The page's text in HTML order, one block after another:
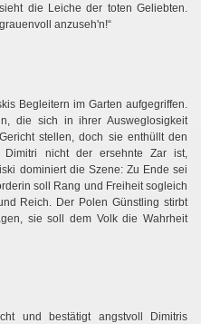
die Leiche der toten Geliebten.
anzuseh'n!“
Begleitern im Garten aufgegriffen.
die sich in ihrer Ausweglosigkeit
stellen, doch sie enthüllt den
Dimitri nicht der ersehnte Zar ist,
dominiert die Szene: Zu Ende sei
soll Rang und Freiheit sogleich
Reich. Der Polen Günstling stirbt
sie soll dem Volk die Wahrheit
und bestätigt angstvoll Dimitris